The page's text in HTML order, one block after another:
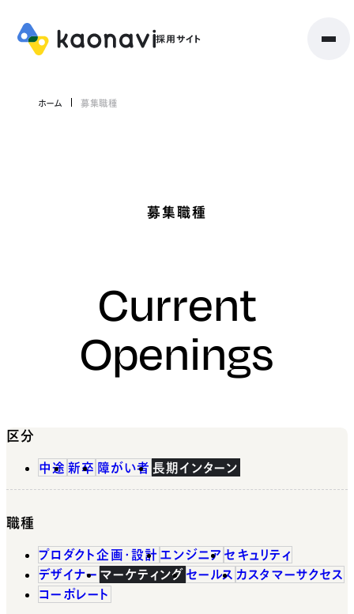
ホーム 募集職種
募集職種
Current
Openings
区分
中途 新卒 障がい者 長期インターン
職種
プロダクト企画・設計 エンジニア セキュリティ
デザイナー マーケティング セールス カスタマーサクセス
コーポレート